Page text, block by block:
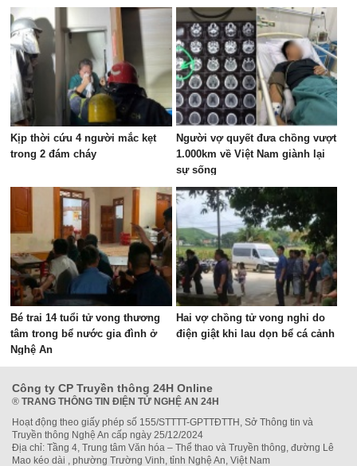
Kịp thời cứu 4 người mắc kẹt
trong 2 đám cháy
Người vợ quyết đưa chồng vượt
1.000km về Việt Nam giành lại
sự sống
Bé trai 14 tuổi tử vong thương
tâm trong bể nước gia đình ở
Nghệ An
Hai vợ chồng tử vong nghi do
điện giật khi lau dọn bể cá cảnh
Công ty CP Truyền thông 24H Online
® TRANG THÔNG TIN ĐIỆN TỬ NGHỆ AN 24H
Hoạt động theo giấy phép số 155/STTTT-GPTTĐTTH, Sở Thông tin và
Truyền thông Nghệ An cấp ngày 25/12/2024
Địa chỉ: Tầng 4, Trung tâm Văn hóa – Thể thao và Truyền thông, đường Lê
Mao kéo dài , phường Trường Vinh, tỉnh Nghệ An, Việt Nam